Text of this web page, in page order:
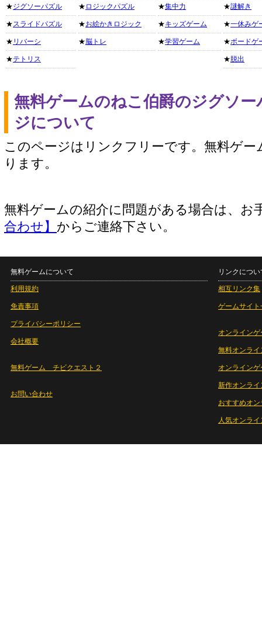
★ジグソーパズル
★スライドパズル
★ リバーシ
★テトリス
★ ロジックパズル
★お絵かきロジック
★脳トレ
★集中力
★キッズゲーム
★学習ゲーム
★謎解き
★一休みゲ
★ボードゲ
★ 脱出
無料ゲームのねこ伯爵のジグソ
ジについて
このページはリンクフリーです。無料ゲー
ります。
無料ゲームの紹介に問題がある場合は、お
合わせ】 からご連絡下さい。
無料ゲームについて
利用規約
免責事項
プライバシーポリシー
会社概要
無料ゲーム チビクエスト２
お問い合わせ
リンクについ
相互リンク集
ゲームサイト
オンラインゲ
無料オンライ
オンライン
新作オンライ
おすすめオ
人気オンラ